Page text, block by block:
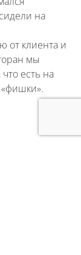
на
от клиента и
мы
есть на